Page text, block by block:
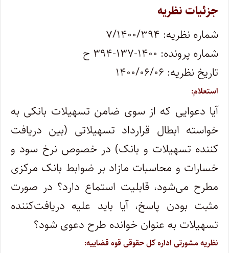
جزئیات نظریه
شماره نظریه: ۷/۱۴۰۰/۳۹۴
شماره پرونده: ۱۴۰۰-۱۳۷-۳۹۴ ح
تاریخ نظریه: ۱۴۰۰/۰۶/۰۶
استعلام:
آیا دعوایی که از سوی ضامن تسهیلات بانکی به
خواسته ابطال قرارداد تسهیلاتی (بین دریافت
کننده تسهیلات و بانک) در خصوص نرخ سود و
خسارات و محاسبات مازاد بر ضوابط بانک مرکزی
مطرح می‌شود، قابلیت استماع دارد؟ در صورت
مثبت بودن پاسخ، آیا باید علیه دریافت‌کننده
تسهیلات به عنوان خوانده طرح دعوی شود؟
نظریه مشورتی اداره کل حقوقی قوه قضاییه: